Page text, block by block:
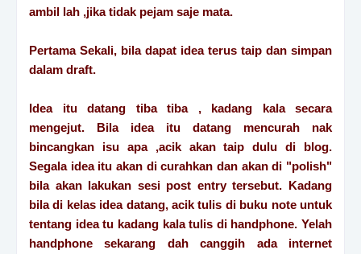
ambil lah ,jika tidak pejam saje mata.
Pertama Sekali, bila dapat idea terus taip dan simpan
dalam draft.
Idea itu datang tiba tiba , kadang kala secara
mengejut. Bila idea itu datang mencurah nak
bincangkan isu apa ,acik akan taip dulu di blog.
Segala idea itu akan di curahkan dan akan di "polish"
bila akan lakukan sesi post entry tersebut. Kadang
bila di kelas idea datang, acik tulis di buku note untuk
tentang idea tu kadang kala tulis di handphone. Yelah
handphone sekarang dah canggih ada internet